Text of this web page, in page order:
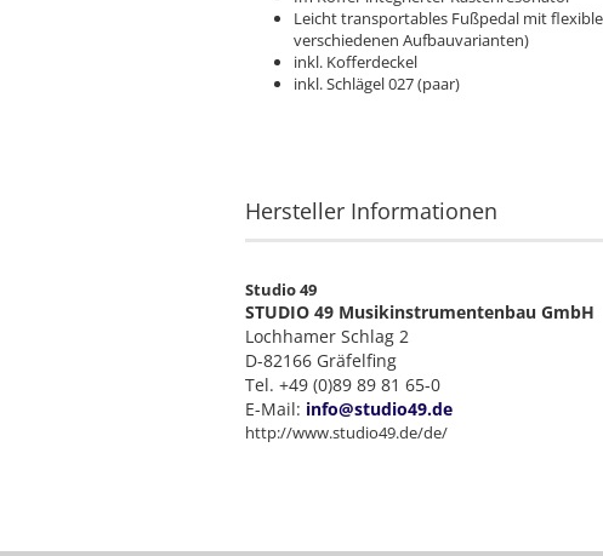
Leicht transportables Fußpedal mit
verschiedenen Aufbauvarianten)
inkl. Kofferdeckel
inkl. Schlägel 027 (paar)
Hersteller Informationen
Studio 49
STUDIO 49 Musikinstrumentenbau GmbH
Lochhamer Schlag 2
D-82166 Gräfelfing
Tel. +49 (0)89 89 81 65-0
E-Mail: info@studio49.de
http://www.studio49.de/de/